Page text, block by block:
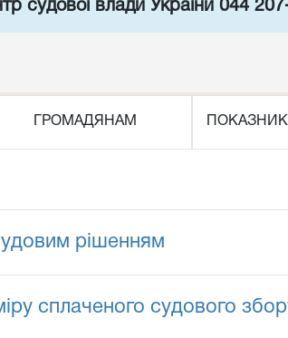
судової влади України 044
ГРОМАДЯНАМ
рішенням
сплаченого судового